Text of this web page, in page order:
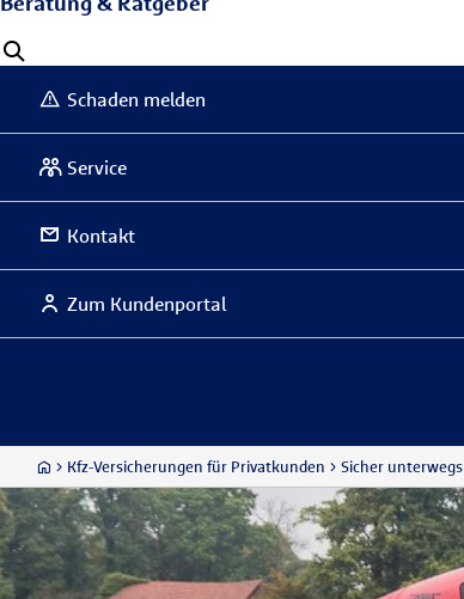
Schaden melden
Service
Kontakt
Zum Kundenportal
Kfz-Versicherungen für Privatkunden Sicher unterwegs